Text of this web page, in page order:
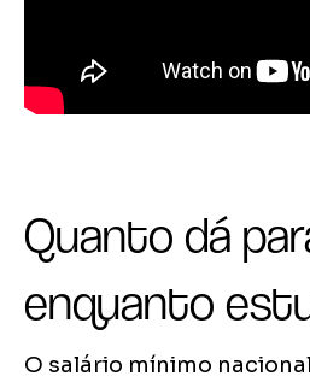
Quanto dá
enquanto
O salário mínimo